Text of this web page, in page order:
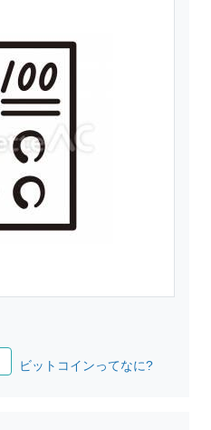
ビットコインってなに?